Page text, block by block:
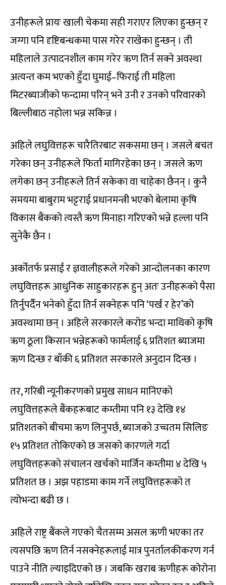
उनीहरूले प्रायः खाली चेकमा सही गराएर लिएका हुन्छन् र
जग्गा पनि दृष्टिबन्धकमा पास गरेर राखेका हुन्छन् । ती
महिलाले उत्पादनशील काम गरेर ऋण तिर्न सक्ने अवस्था
अत्यन्त कम भएको हुँदा घुमाई–फिराई ती महिला
मिटरब्याजीको फन्दामा परिन् भने उनी र उनको परिवारको
बिल्लीबाठ नहोला भन्न सकिन्न ।
अहिले लघुवित्तहरू चारैतिरबाट सकसमा छन् । जसले बचत
गरेका छन् उनीहरूले फिर्ता मागिरहेका छन् । जसले ऋण
लगेका छन् उनीहरूले तिर्न सकेका वा चाहेका छैनन् । कुनै
समयमा बाबुराम भट्टराई प्रधानमन्त्री भएको बेलामा कृषि
विकास बैंकको त्यस्तै ऋण मिनाहा गरिएको भन्ने हल्ला पनि
सुनेकै छैन ।
अर्कोतर्फ प्रसाई र ज्ञवालीहरूले गरेको आन्दोलनका कारण
लघुवित्तहरू आधुनिक साहुकारहरू हुन् अतः उनीहरूको पैसा
तिर्नुपर्दैन भनेको हुँदा तिर्न सक्नेहरू पनि ‘पर्ख र हेर’को
अवस्थामा छन् । अहिले सरकारले करोड भन्दा माथिको कृषि
ऋण ठूला किसान भन्नेहरूको फार्मलाई ६ प्रतिशत ब्याजमा
ऋण दिन्छ र बाँकी ६ प्रतिशत सरकारले अनुदान दिन्छ ।
तर, गरिबी न्यूनीकरणको प्रमुख साधन मानिएको
लघुवित्तहरूले बैंकहरूबाट कम्तीमा पनि १३ देखि १४
प्रतिशतको बीचमा ऋण लिनुपर्छ, ब्याजको उच्चतम सिलिङ
१५ प्रतिशत तोकिएको छ जसको कारणले गर्दा
लघुवित्तहरूको संचालन खर्चको मार्जिन कम्तीमा ४ देखि ५
प्रतिशत छ । अझ पहाडमा काम गर्ने लघुवित्तहरूको त
त्योभन्दा बढी छ ।
अहिले राष्ट्र बैंकले गएको चैतसम्म असल ऋणी भएका तर
त्यसपछि ऋण तिर्न नसक्नेहरूलाई मात्र पुनर्तालकीकरण गर्न
पाउने नीति ल्याइदिएको छ । जबकि खराब ऋणीहरू कोरोना